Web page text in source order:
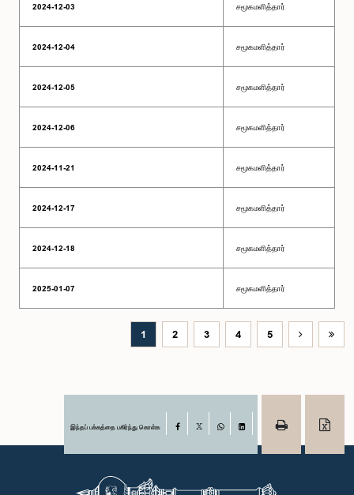
2024-12-03 சமூகமளித்தார்
2024-12-04 சமூகமளித்தார்
2024-12-05 சமூகமளித்தார்
2024-12-06 சமூகமளித்தார்
2024-11-21 சமூகமளித்தார்
2024-12-17 சமூகமளித்தார்
2024-12-18 சமூகமளித்தார்
2025-01-07 சமூகமளித்தார்
1 2 3 4 5
இந்தப் பக்கத்தை பகிர்ந்து கொள்க Facebook